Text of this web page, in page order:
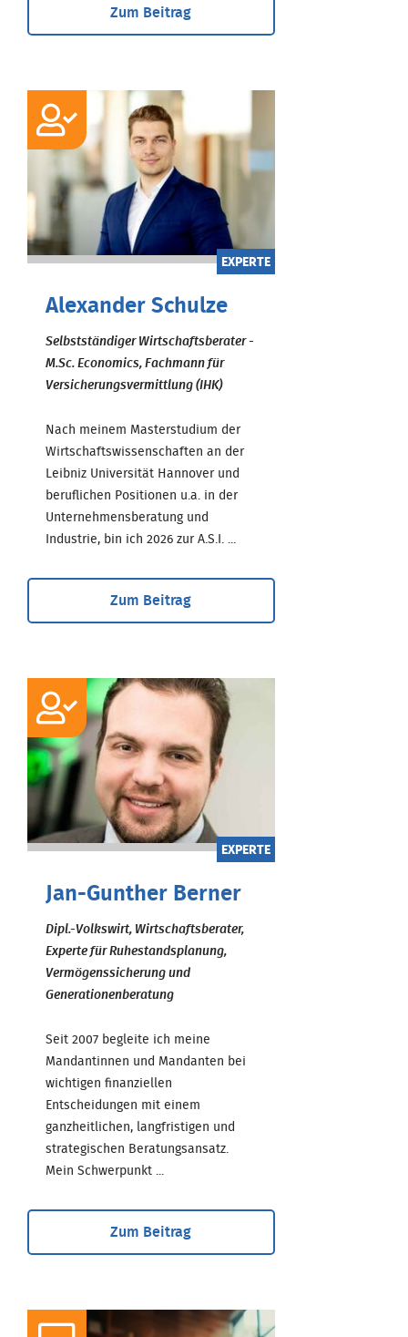
Zum Beitrag
EXPERTE
Alexander Schulze
Selbstständiger Wirtschaftsberater -
M.Sc. Economics, Fachmann für
Versicherungsvermittlung (IHK)
Nach meinem Masterstudium der
Wirtschaftswissenschaften an der
Leibniz Universität Hannover und
beruflichen Positionen u.a. in der
Unternehmensberatung und
Industrie, bin ich 2026 zur A.S.I. ...
Zum Beitrag
EXPERTE
Jan-Gunther Berner
Dipl.-Volkswirt, Wirtschaftsberater,
Experte für Ruhestandsplanung,
Vermögenssicherung und
Generationenberatung
Seit 2007 begleite ich meine
Mandantinnen und Mandanten bei
wichtigen finanziellen
Entscheidungen mit einem
ganzheitlichen, langfristigen und
strategischen Beratungsansatz.
Mein Schwerpunkt ...
Zum Beitrag